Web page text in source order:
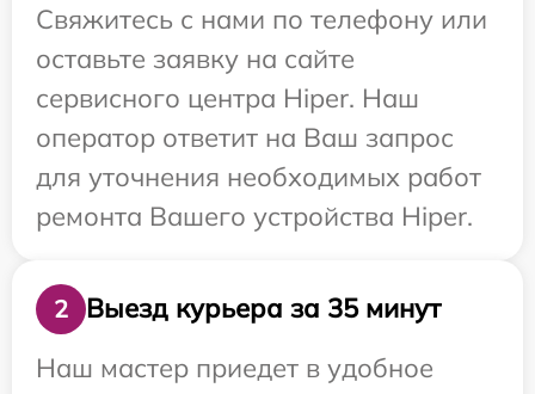
Свяжитесь с нами по телефону или
оставьте заявку на сайте
сервисного центра Hiper. Наш
оператор ответит на Ваш запрос
для уточнения необходимых работ
ремонта Вашего устройства Hiper.
2
Выезд курьера за 35 минут
Наш мастер приедет в удобное